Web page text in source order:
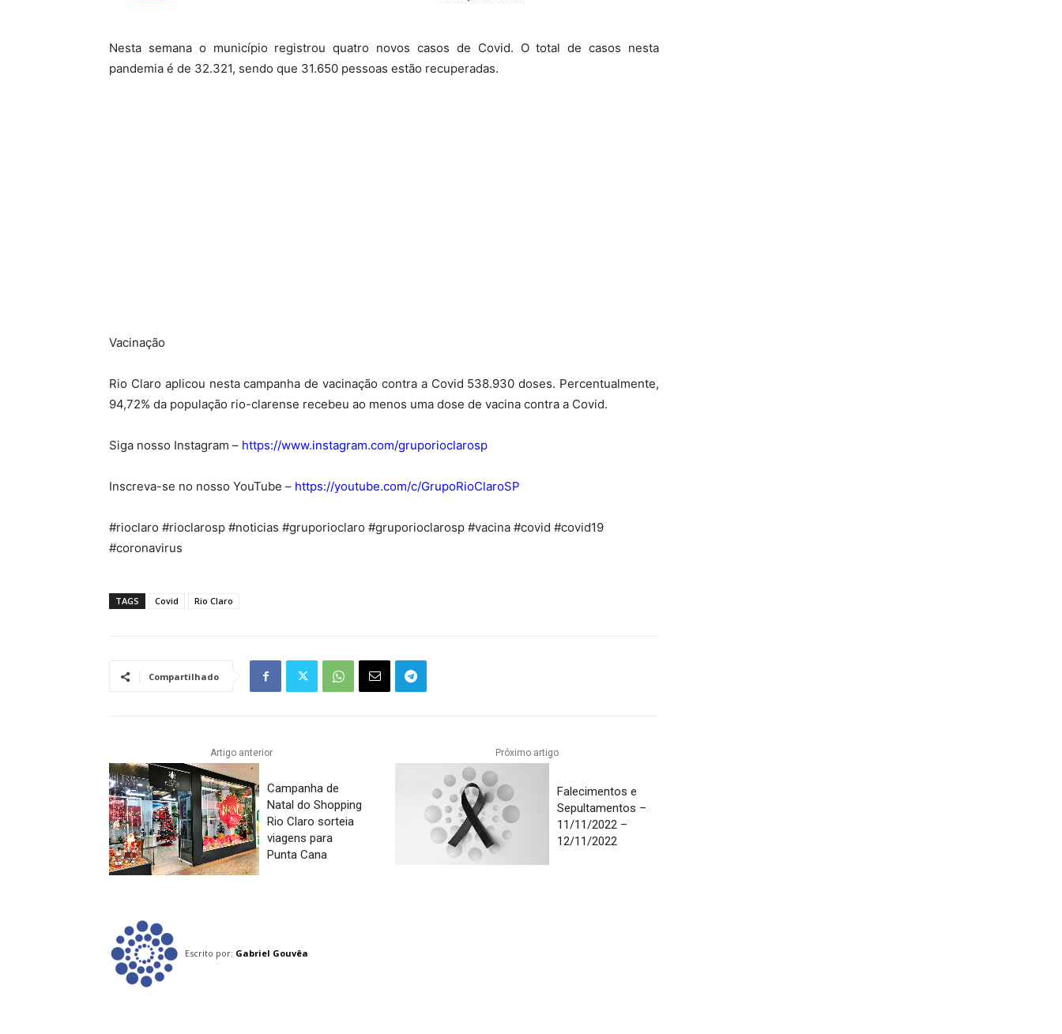
Nesta semana o município registrou quatro novos casos de Covid. O total de casos nesta
pandemia é de 32.321, sendo que 31.650 pessoas estão recuperadas.
Vacinação
Rio Claro aplicou nesta campanha de vacinação contra a Covid 538.930 doses. Percentualmente,
94,72% da população rio-clarense recebeu ao menos uma dose de vacina contra a Covid.
Siga nosso Instagram – https://www.instagram.com/gruporioclarosp
Inscreva-se no nosso YouTube – https://youtube.com/c/GrupoRioClaroSP
#rioclaro #rioclarosp #noticias #gruporioclaro #gruporioclarosp #vacina #covid #covid19
#coronavirus
TAGS Covid Rio Claro
Compartilhado
Artigo anterior
Campanha de
Natal do Shopping
Rio Claro sorteia
viagens para
Punta Cana
Próximo artigo
Falecimentos e
Sepultamentos –
11/11/2022 –
12/11/2022
Escrito por: Gabriel Gouvêa